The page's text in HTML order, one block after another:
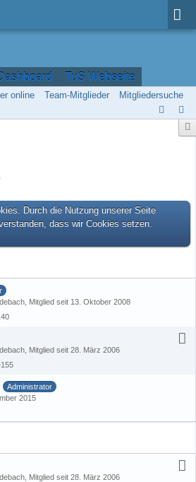
TuS Webseite
online Team-Mitglieder Mitgliedersuche
Durch die Nutzung unserer Seite
dass wir Cookies setzen.
Mitglied seit 13. Oktober 2008
Mitglied seit 28. März 2006
Administrator
2015
Mitglied seit 28. März 2006